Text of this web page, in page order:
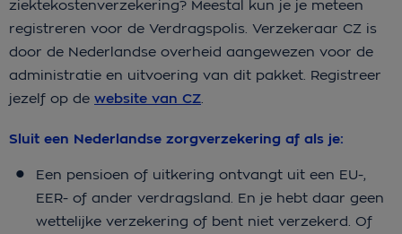
ziektekostenverzekering? Meestal kun je je meteen
registreren voor de Verdragspolis. Verzekeraar CZ is
door de Nederlandse overheid aangewezen voor de
administratie en uitvoering van dit pakket. Registreer
jezelf op de website van CZ
Sluit een Nederlandse zorgverzekering af als je:
Een pensioen of uitkering ontvangt uit een EU-,
EER- of ander verdragsland. En je hebt daar geen
wettelijke verzekering of bent niet verzekerd. Of